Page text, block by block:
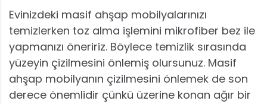
Evinizdeki masif ahşap mobilyalarınızı
temizlerken toz alma işlemini mikrofiber bez ile
yapmanızı öneririz. Böylece temizlik sırasında
yüzeyin çizilmesini önlemiş olursunuz. Masif
ahşap mobilyanın çizilmesini önlemek de son
derece önemlidir çünkü üzerine konan ağır bir